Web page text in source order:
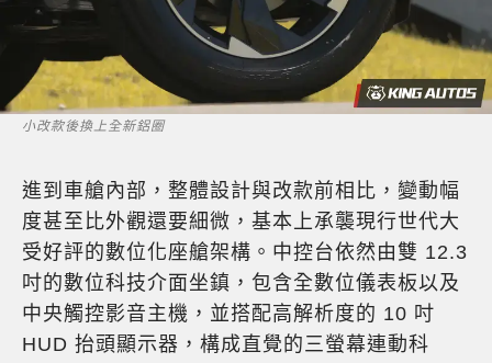
小改款後換上全新鋁圈
進到車艙內部，整體設計與改款前相比，變動幅
度甚至比外觀還要細微，基本上承襲現行世代大
受好評的數位化座艙架構。中控台依然由雙 12.3
吋的數位科技介面坐鎮，包含全數位儀表板以及
中央觸控影音主機，並搭配高解析度的 10 吋
HUD 抬頭顯示器，構成直覺的三螢幕連動科